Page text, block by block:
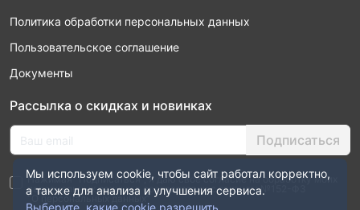
Политика обработки персональных данных
Пользовательское соглашение
Документы
Рассылка о скидках и новинках
Подписаться
Нажимая “Подписаться”, я даю свое согласие на обработку моих
персональных данных в соответствии с законом №152-ФЗ
“О персональных данных”
Мы используем cookie, чтобы сайт работал корректно,
а также для анализа и улучшения сервиса.
Выберите, какие cookie разрешить